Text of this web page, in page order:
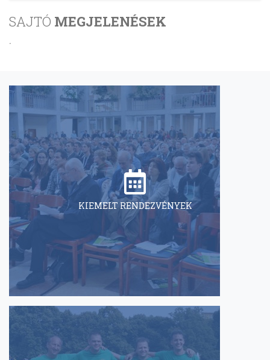
SAJTÓ MEGJELENÉSEK
.
KIEMELT RENDEZVÉNYEK